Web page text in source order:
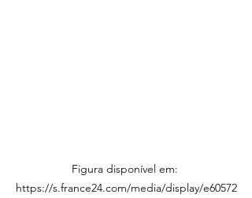
Figura disponível em:
https://s.france24.com/media/display/e60572